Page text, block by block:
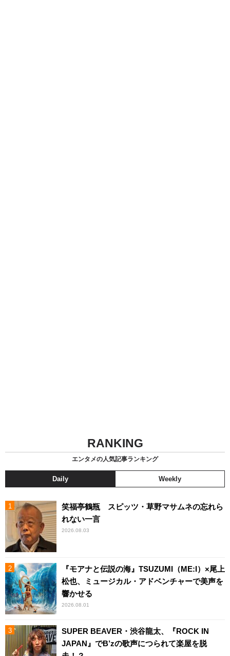
RANKING
エンタメの人気記事ランキング
Daily Weekly
笑福亭鶴瓶 スピッツ・草野マサムネの忘れら
れない一言
2026.08.03
『モアナと伝説の海』TSUZUMI（ME:I）×尾上
松也、ミュージカル・アドベンチャーで美声を
響かせる
2026.08.01
SUPER BEAVER・渋谷龍太、『ROCK IN
JAPAN』でB’zの歌声につられて楽屋を脱